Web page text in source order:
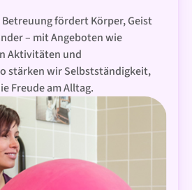
fördert Körper, Geist
– mit Angeboten wie
Aktivitäten und
stärken wir Selbstständigkeit,
Freude am Alltag.